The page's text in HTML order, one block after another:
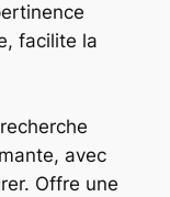
facilite la
avec
Offre une